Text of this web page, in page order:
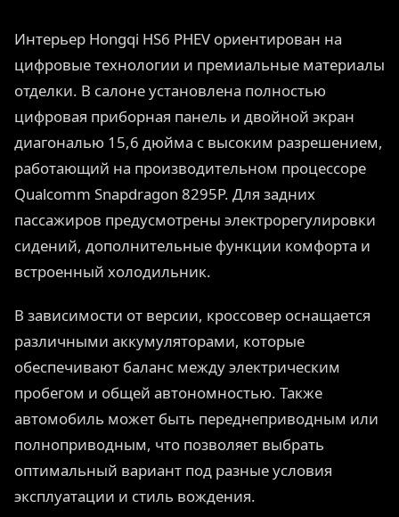
Интерьер Hongqi HS6 PHEV ориентирован на
цифровые технологии и премиальные материалы
отделки. В салоне установлена полностью
цифровая приборная панель и двойной экран
диагональю 15,6 дюйма с высоким разрешением,
работающий на производительном процессоре
Qualcomm Snapdragon 8295P. Для задних
пассажиров предусмотрены электрорегулировки
сидений, дополнительные функции комфорта и
встроенный холодильник.
В зависимости от версии, кроссовер оснащается
различными аккумуляторами, которые
обеспечивают баланс между электрическим
пробегом и общей автономностью. Также
автомобиль может быть переднеприводным или
полноприводным, что позволяет выбрать
оптимальный вариант под разные условия
эксплуатации и стиль вождения.